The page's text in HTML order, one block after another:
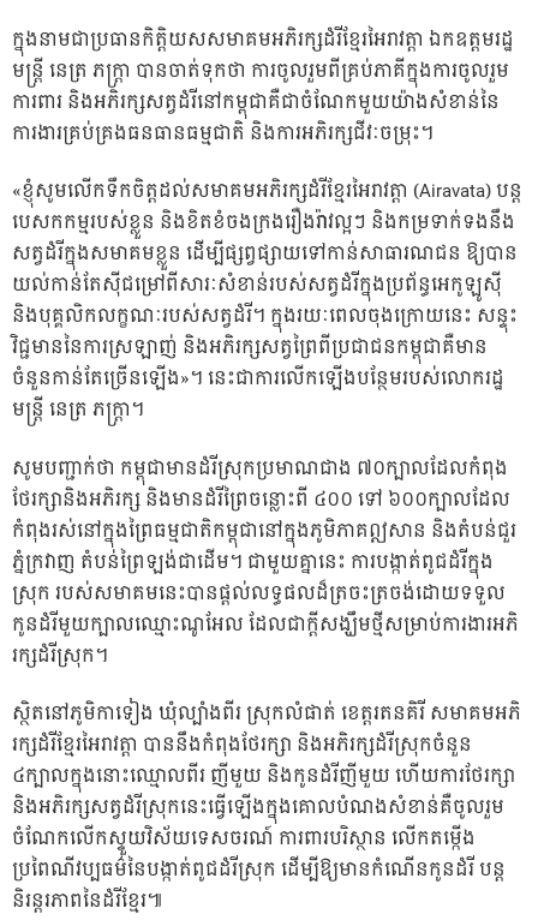
ក្នុងនាមជាប្រធានកិត្តិយសសមាគមអភិរក្សដំរីខ្មែរអៃរាវត្តា ឯកឧត្តមរដ្ឋ
មន្ត្រី នេត្រ ភក្ត្រា បានចាត់ទុកថា ការចូលរួមពីគ្រប់ភាគីក្នុងការចូលរួម
ការពារ និងអភិរក្សសត្វដំរីនៅកម្ពុជាគឺជាចំណែកមួយយ៉ាងសំខាន់នៃ
ការងារគ្រប់គ្រងធនធានធម្មជាតិ និងការអភិរក្សជីវៈចម្រុះ។
«ខ្ញុំសូមលើកទឹកចិត្តដល់សមាគមអភិរក្សដំរីខ្មែរអៃរាវត្តា (Airavata) បន្ត
បេសកកម្មរបស់ខ្លួន និងខិតខំចងក្រងរឿងរ៉ាវល្អៗ និងកម្រទាក់ទងនឹង
សត្វដំរីក្នុងសមាគមខ្លួន ដើម្បីផ្សព្វផ្សាយទៅកាន់សាធារណជន ឱ្យបាន
យល់កាន់តែស៊ីជម្រៅពីសារៈសំខាន់របស់សត្វដំរីក្នុងប្រព័ន្ធអេកូឡូស៊ី
និងបុគ្គលិកលក្ខណៈរបស់សត្វដំរី។ ក្នុងរយៈពេលចុងក្រោយនេះ សន្ទុះ
វិជ្ជមាននៃការស្រឡាញ់ និងអភិរក្សសត្វព្រៃពីប្រជាជនកម្ពុជាគឺមាន
ចំនួនកាន់តែច្រើនឡើង»។ នេះជាការលើកឡើងបន្ថែមរបស់លោករដ្ឋ
មន្ត្រី នេត្រ ភក្ត្រា។
សូមបញ្ជាក់ថា កម្ពុជាមានដំរីស្រុកប្រមាណជាង ៧០ក្បាលដែលកំពុង
ថែរក្សានិងអភិរក្ស និងមានដំរីព្រៃចន្លោះពី ៤០០ ទៅ ៦០០ក្បាលដែល
កំពុងរស់នៅក្នុងព្រៃធម្មជាតិកម្ពុជានៅក្នុងភូមិភាគឦសាន និងតំបន់ជួរ
ភ្នំក្រវាញ តំបន់ព្រៃឡង់ជាដើម។ ជាមួយគ្នានេះ ការបង្កាត់ពូជដំរីក្នុង
ស្រុក របស់សមាគមនេះបានផ្តល់លទ្ធផលដ៏ត្រចះត្រចង់ដោយទទួល
កូនដំរីមួយក្បាលឈ្មោះណូអែល ដែលជាក្តីសង្ឃឹមថ្មីសម្រាប់ការងារអភិ
រក្សដំរីស្រុក។
ស្ថិតនៅភូមិកាទៀង ឃុំល្បាំងពីរ ស្រុកលំផាត់ ខេត្តរតនគិរី សមាគមអភិ
រក្សដំរីខ្មែរអៃរាវត្តា បាននឹងកំពុងថែរក្សា និងអភិរក្សដំរីស្រុកចំនួន
៤ក្បាលក្នុងនោះឈ្មោលពីរ ញីមួយ និងកូនដំរីញីមួយ ហើយការថែរក្សា
និងអភិរក្សសត្វដំរីស្រុកនេះធ្វើឡើងក្នុងគោលបំណងសំខាន់គឺចូលរួម
ចំណែកលើកស្ទួយវិស័យទេសចរណ៍ ការពារបរិស្ថាន លើកតម្កើង
ប្រពៃណីវប្បធម៌នៃបង្កាត់ពូជដំរីស្រុក ដើម្បីឱ្យមានកំណើនកូនដំរី បន្ត
និរន្តរភាពនៃដំរីខ្មែរ៕